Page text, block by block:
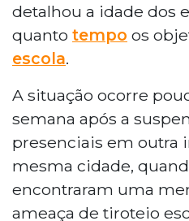
detalhou a idade dos
quanto tempo os
escola.
A situação ocorre
semana após a
presenciais em outra
mesma cidade,
encontraram uma
ameaça de tiroteio